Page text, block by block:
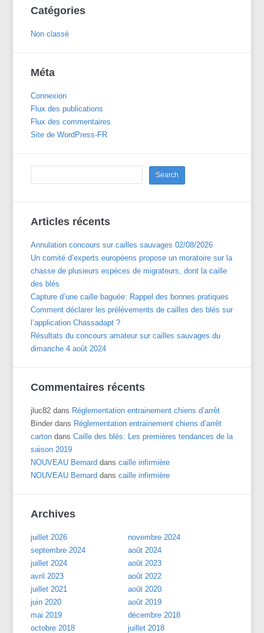
Catégories
Non classé
Méta
Connexion
Flux des publications
Flux des commentaires
Site de WordPress-FR
Articles récents
Annulation concours sur cailles sauvages 02/08/2026
Un comité d’experts européens propose un moratoire sur la
chasse de plusieurs espèces de migrateurs, dont la caille
des blés
Capture d’une caille baguée: Rappel des bonnes pratiques
Comment déclarer les prélèvements de cailles des blés sur
l’application Chassadapt ?
Résultats du concours amateur sur cailles sauvages du
dimanche 4 août 2024
Commentaires récents
jluc82 dans Réglementation entrainement chiens d’arrêt
Binder dans Réglementation entrainement chiens d’arrêt
carton dansCaille des blés: Les premières tendances de la
saison 2019
NOUVEAU Bernard danscaille infirmière
NOUVEAU Bernard danscaille infirmière
Archives
juillet 2026
novembre 2024
septembre 2024
août 2024
juillet 2024
août 2023
avril 2023
août 2022
juillet 2021
août 2020
juin 2020
août 2019
mai 2019
décembre 2018
octobre 2018
juillet 2018